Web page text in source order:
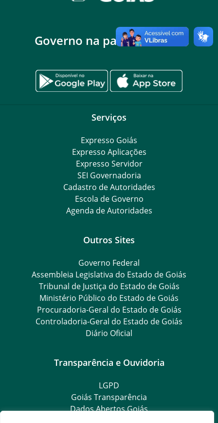
Governo na palma da mão
Serviços
Expresso Goiás
Expresso Aplicações
Expresso Servidor
SEI Governadoria
Cadastro de Autoridades
Escola de Governo
Agenda de Autoridades
Outros Sites
Governo Federal
Assembleia Legislativa do Estado de Goiás
Tribunal de Justiça do Estado de Goiás
Ministério Público do Estado de Goiás
Procuradoria-Geral do Estado de Goiás
Controladoria-Geral do Estado de Goiás
Diário Oficial
Transparência e Ouvidoria
LGPD
Goiás Transparência
Dados Abertos Goiás